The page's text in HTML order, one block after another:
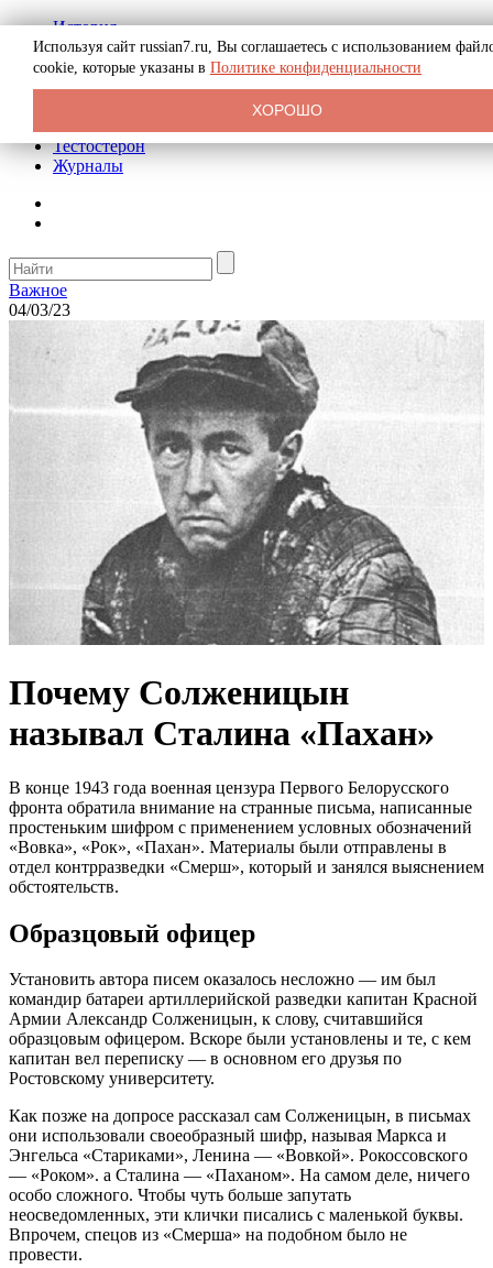
История
Биография
Криминал
Реклама на сайте
Тестостерон
Журналы
Важное
04/03/23
Почему Солженицын
называл Сталина «Пахан»
В конце 1943 года военная цензура Первого Белорусского
фронта обратила внимание на странные письма, написанные
простеньким шифром с применением условных обозначений
«Вовка», «Рок», «Пахан». Материалы были отправлены в
отдел контрразведки «Смерш», который и занялся выяснением
обстоятельств.
Образцовый офицер
Установить автора писем оказалось несложно — им был
командир батареи артиллерийской разведки капитан Красной
Армии Александр Солженицын, к слову, считавшийся
образцовым офицером. Вскоре были установлены и те, с кем
капитан вел переписку — в основном его друзья по
Ростовскому университету.
Как позже на допросе рассказал сам Солженицын, в письмах
они использовали своеобразный шифр, называя Маркса и
Энгельса «Стариками», Ленина — «Вовкой». Рокоссовского
— «Роком». а Сталина — «Паханом». На самом деле, ничего
особо сложного. Чтобы чуть больше запутать
неосведомленных, эти клички писались с маленькой буквы.
Впрочем, спецов из «Смерша» на подобном было не
провести.
Используя сайт russian7.ru, Вы соглашаетесь с использованием
cookie, которые указаны в Политике конфиденциальности
ХОРОШО